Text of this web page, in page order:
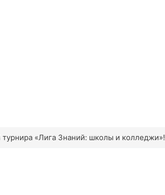
«Лига Знаний: школы и колледжи»!